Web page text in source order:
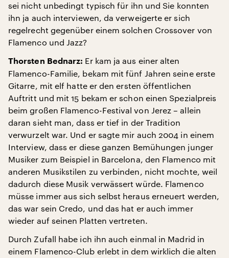
sei nicht unbedingt typisch für ihn und Sie konnten
ihn ja auch interviewen, da verweigerte er sich
regelrecht gegenüber einem solchen Crossover von
Flamenco und Jazz?
Thorsten Bednarz: Er kam ja aus einer alten
Flamenco-Familie, bekam mit fünf Jahren seine erste
Gitarre, mit elf hatte er den ersten öffentlichen
Auftritt und mit 15 bekam er schon einen Spezialpreis
beim großen Flamenco-Festival von Jerez – allein
daran sieht man, dass er tief in der Tradition
verwurzelt war. Und er sagte mir auch 2004 in einem
Interview, dass er diese ganzen Bemühungen junger
Musiker zum Beispiel in Barcelona, den Flamenco mit
anderen Musikstilen zu verbinden, nicht mochte, weil
dadurch diese Musik verwässert würde. Flamenco
müsse immer aus sich selbst heraus erneuert werden,
das war sein Credo, und das hat er auch immer
wieder auf seinen Platten vertreten.
Durch Zufall habe ich ihn auch einmal in Madrid in
einem Flamenco-Club erlebt in dem wirklich die alten